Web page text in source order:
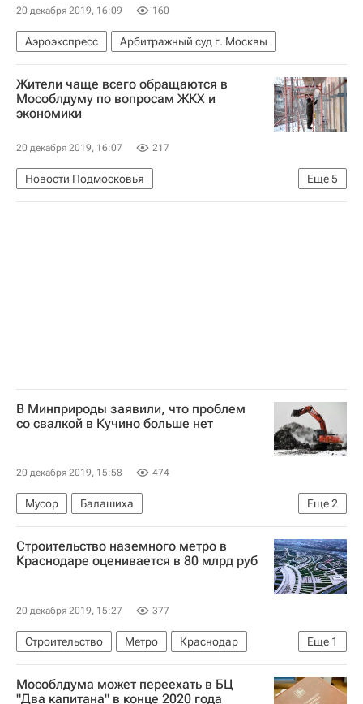
20 декабря 2019, 16:09 160
Аэроэкспресс Арбитражный суд г. Москвы
Жители чаще всего обращаются в
Мособлдуму по вопросам ЖКХ и
экономики
20 декабря 2019, 16:07 217
Еще5
Новости Подмосковья
Московская область (Подмосковье)
В Минприроды заявили, что проблем
со свалкой в Кучино больше нет
20 декабря 2019, 15:58 474
Еще2
Мусор
Балашиха
Московская область (Подмосковье)
Россия
Строительство наземного метро в
Краснодаре оценивается в 80 млрд руб
20 декабря 2019, 15:27 377
Еще 1
Строительство Метро
Краснодар
Россия
Мособлдума может переехать в БЦ
"Два капитана" в конце 2020 года